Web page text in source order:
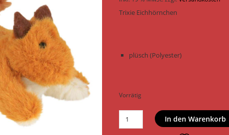
Trixie Eichhörnchen
plüsch (Polyester)
Vorrätig
Trixie
Katzenspielzeug
In den Warenkorb